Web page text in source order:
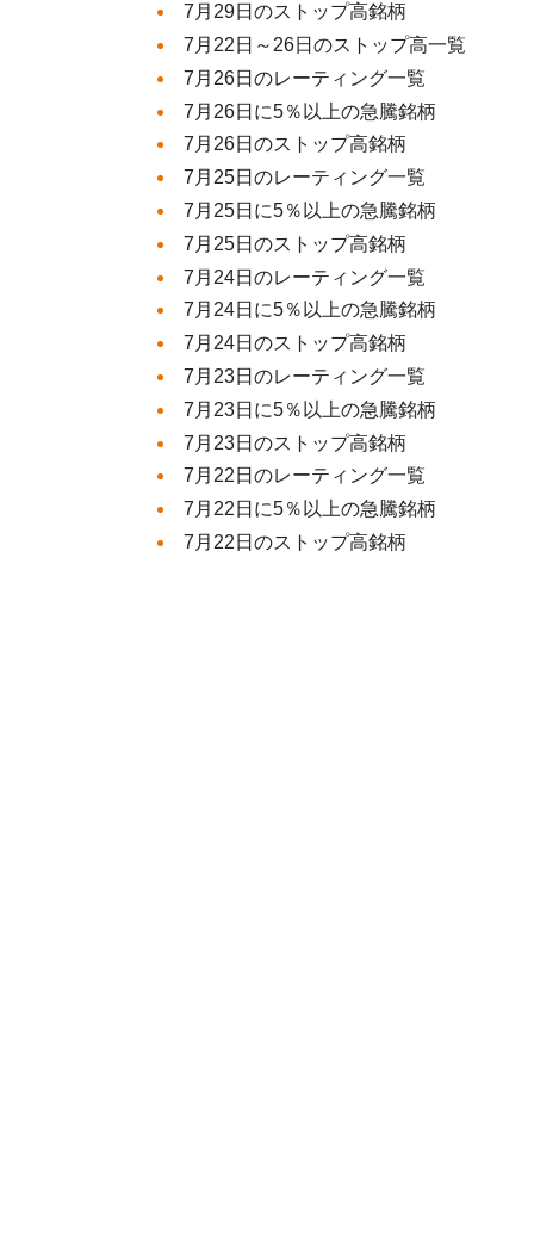
7月29日のストップ高銘柄
7月22日～26日のストップ高一覧
7月26日のレーティング一覧
7月26日に5％以上の急騰銘柄
7月26日のストップ高銘柄
7月25日のレーティング一覧
7月25日に5％以上の急騰銘柄
7月25日のストップ高銘柄
7月24日のレーティング一覧
7月24日に5％以上の急騰銘柄
7月24日のストップ高銘柄
7月23日のレーティング一覧
7月23日に5％以上の急騰銘柄
7月23日のストップ高銘柄
7月22日のレーティング一覧
7月22日に5％以上の急騰銘柄
7月22日のストップ高銘柄